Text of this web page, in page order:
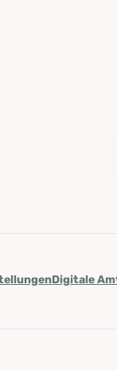
Digitale